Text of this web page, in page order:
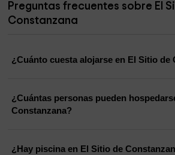
Preguntas frecuentes sobre El
Constanzana
¿Cuánto cuesta alojarse en El Sitio de
¿Cuántas personas pueden
Constanzana?
¿Hay piscina en El Sitio de